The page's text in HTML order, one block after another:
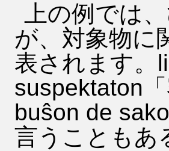
上の例では
が、対象物に
表されます。
suspektaton
buŝon de
言うこともあ